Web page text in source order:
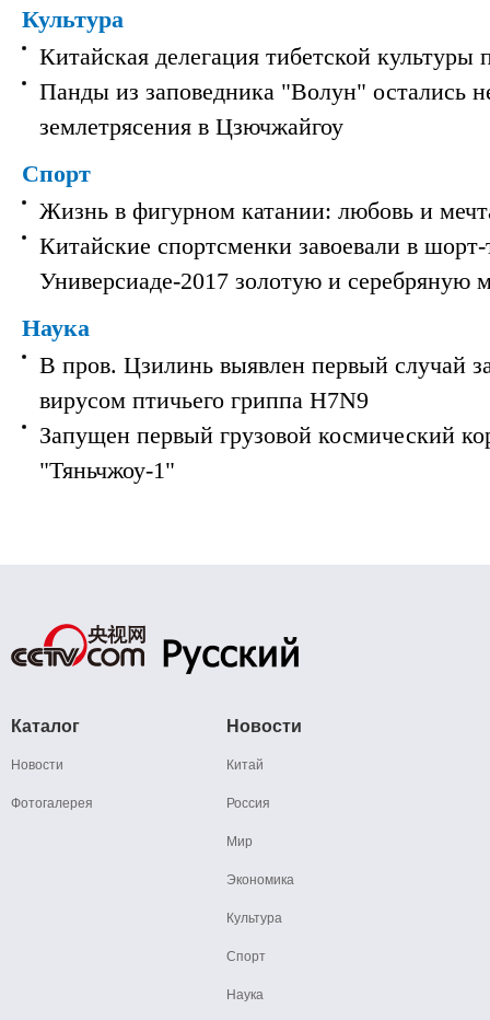
Культура
Китайская делегация тибетской культуры
Панды из заповедника "Волун" остались
землетрясения в Цзючжайгоу
Спорт
Жизнь в фигурном катании: любовь и
Китайские спортсменки завоевали в шорт-
Универсиаде-2017 золотую и серебряную
Наука
В пров. Цзилинь выявлен первый случай
вирусом птичьего гриппа H7N9
Запущен первый грузовой космический
"Тяньчжоу-1"
Каталог
Новости
Фотогалерея
Новости
Китай
Россия
Мир
Экономика
Культура
Спорт
Наука